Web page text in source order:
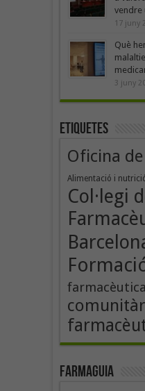
vendre
17 juny
Què
3 juny
Etiquetes
Oficina
Alimentació i
Col·legi
farmacèutica
Farmaguia